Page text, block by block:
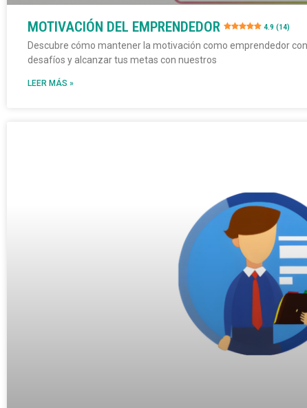
MOTIVACIÓN DEL EMPRENDEDOR 4.9 (14)
Descubre cómo mantener la motivación como emprendedor
desafíos y alcanzar tus metas con nuestros
LEER MÁS »